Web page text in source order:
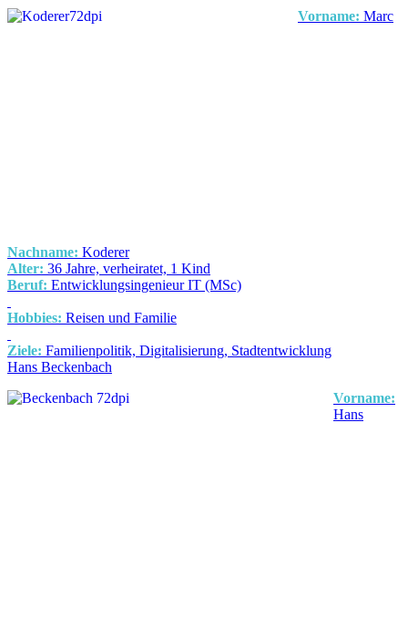
Vorname: Marc
Nachname: Koderer
Alter: 36 Jahre, verheiratet, 1 Kind
Beruf: Entwicklungsingenieur IT (MSc)
Hobbies: Reisen und Familie
Ziele: Familienpolitik, Digitalisierung, Stadtentwicklung
Hans Beckenbach
Vorname:
Hans